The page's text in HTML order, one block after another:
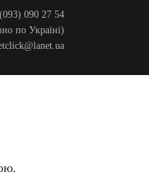
090 27 54
по Україні)